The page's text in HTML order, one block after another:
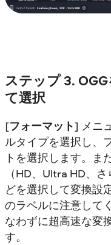
ステップ 3.
て選択
[フォーマット] メニ
ルタイプを選択し、
トを選択します。ま
（HD、Ultra HD、
どを選択して変換設
のラベルに注意して
なわずに超高速な変
す。